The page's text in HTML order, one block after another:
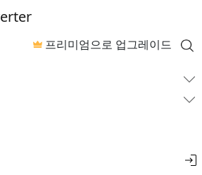
프리미엄으로 업그레이드